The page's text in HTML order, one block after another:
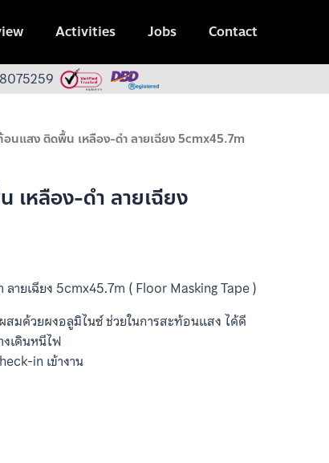
Activities Jobs Contact
อนแสง ติดพื้น เหลือง-ดำ ลายเฉียง 5cmx45.7m
เหลือง-ดำ ลายเฉียง
ายเฉียง 5cmx45.7m ( Floor Masking Tape )
มด้วยผงอลูมิไนซ์ ช่วยในการสะท้อนแสง ได้ดี
เดินหนีไฟ
in เข้างาน